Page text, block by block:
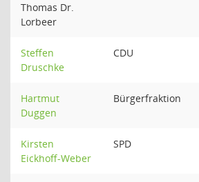
Thomas Dr.
Lorbeer
Steffen
Druschke
CDU
Hartmut
Duggen
Bürgerfraktion
Kirsten
Eickhoff-Weber
SPD